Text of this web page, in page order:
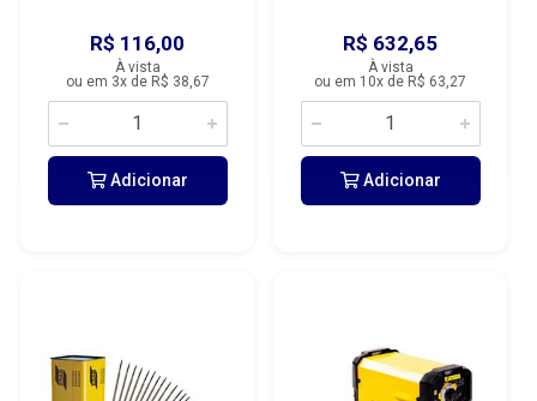
R$ 116,00
À vista
ou em 3x de R$ 38,67
Adicionar
R$ 632,65
À vista
ou em 10x de R$ 63,27
Adicionar